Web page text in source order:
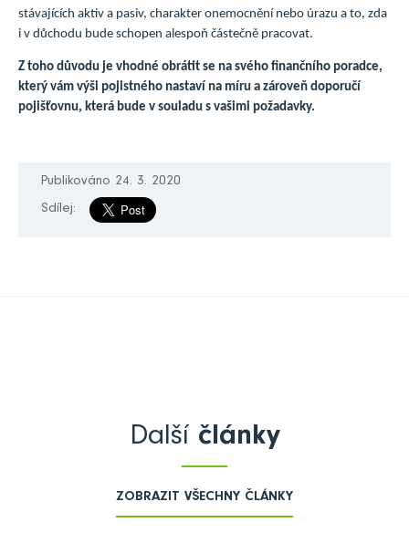
stávajících aktiv a pasiv, charakter onemocnění nebo úrazu a to, zda
i v důchodu bude schopen alespoň částečně pracovat.
Z toho důvodu je vhodné obrátit se na svého finančního poradce,
který vám výši pojistného nastaví na míru a zároveň doporučí
pojišťovnu, která bude v souladu s vašimi požadavky.
Publikováno 24. 3. 2020
Sdílej:
Další články
ZOBRAZIT VŠECHNY ČLÁNKY